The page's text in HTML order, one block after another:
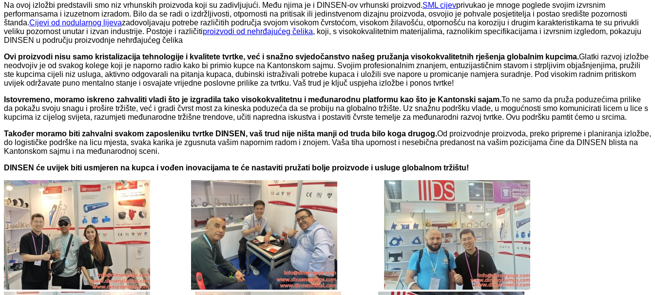
Na ovoj izložbi predstavili smo niz vrhunskih proizvoda koji su zadivljujući. Među njima je i DINSEN-ov vrhunski proizvod.SML cijevprivukao je mnoge poglede svojim izvrsnim
performansama i izuzetnom izradom. Bilo da se radi o izdržljivosti, otpornosti na pritisak ili jedinstvenom dizajnu proizvoda, osvojio je pohvale posjetitelja i postao središte pozornosti
štanda.Cijevi od nodularnog lijevazadovoljavaju potrebe različitih područja svojom visokom čvrstoćom, visokom žilavošću, otpornošću na koroziju i drugim karakteristikama te su privukli
veliku pozornost unutar i izvan industrije. Postoje i različitiproizvodi od nehrđajućeg čelika, koji, s visokokvalitetnim materijalima, raznolikim specifikacijama i izvrsnim izgledom, pokazuju
DINSEN u području proizvodnje nehrđajućeg čelika
Ovi proizvodi nisu samo kristalizacija tehnologije i kvalitete tvrtke, već i snažno svjedočanstvo našeg pružanja visokokvalitetnih rješenja globalnim kupcima.Glatki razvoj izložbe
neodvojiv je od svakog kolege koji je naporno radio kako bi primio kupce na Kantonskom sajmu. Svojim profesionalnim znanjem, entuzijastičnim stavom i strpljivim objašnjenjima, pružili
ste kupcima cijeli niz usluga, aktivno odgovarali na pitanja kupaca, dubinski istraživali potrebe kupaca i uložili sve napore u promicanje namjera suradnje. Pod visokim radnim pritiskom
uvijek održavate puno mentalno stanje i osvajate vrijedne poslovne prilike za tvrtku. Vaš trud je ključ uspjeha izložbe i ponos tvrtke!
Istovremeno, moramo iskreno zahvaliti vladi što je izgradila tako visokokvalitetnu i međunarodnu platformu kao što je Kantonski sajam.To ne samo da pruža poduzećima prilike
da pokažu svoju snagu i prošire tržište, već i gradi čvrst most za kineska poduzeća da se probiju na globalno tržište. Uz snažnu podršku vlade, u mogućnosti smo komunicirati licem u lice s
kupcima iz cijelog svijeta, razumjeti međunarodne tržišne trendove, učiti napredna iskustva i postaviti čvrste temelje za međunarodni razvoj tvrtke. Ovu podršku pamtit ćemo u srcima.
Također moramo biti zahvalni svakom zaposleniku tvrtke DINSEN, vaš trud nije ništa manji od truda bilo koga drugog.Od proizvodnje proizvoda, preko pripreme i planiranja izložbe,
do logističke podrške na licu mjesta, svaka karika je zgusnuta vašim napornim radom i znojem. Vaša tiha upornost i nesebična predanost na vašim pozicijama čine da DINSEN blista na
Kantonskom sajmu i na međunarodnoj sceni.
DINSEN će uvijek biti usmjeren na kupca i vođen inovacijama te će nastaviti pružati bolje proizvode i usluge globalnom tržištu!